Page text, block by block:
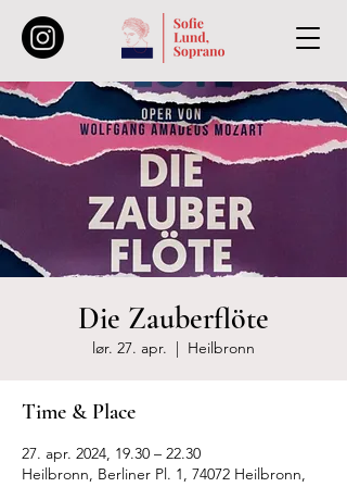
Die Zauberflöte
lør. 27. apr.
  |
Heilbronn
Time & Place
27. apr. 2024, 19.30 – 22.30
Heilbronn, Berliner Pl. 1, 74072 Heilbronn,